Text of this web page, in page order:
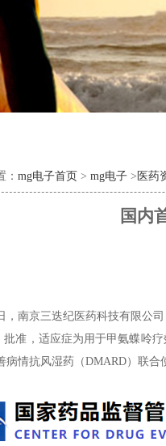
： mg电子首页 > mg电子 > 医药
国内
，南京三迭纪医药科技有限公
批准，适应症为用于甲氨蝶呤
病情抗风湿药（DMARD）联合